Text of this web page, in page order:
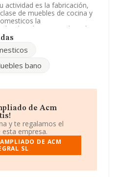
actividad es la fabricación,
de muebles de cocina y
la
y venta de toda
bano, así como artículos
CNAE corresponde
actividad en mercados
y su correo es
Integral S.L
Poligono Cabezuelo núm.
Calatrava, provincia de
la que dispone INFORMA
de euros y el
bano
de Acm
y te regalamos el
empresa.
DE ACM
SL